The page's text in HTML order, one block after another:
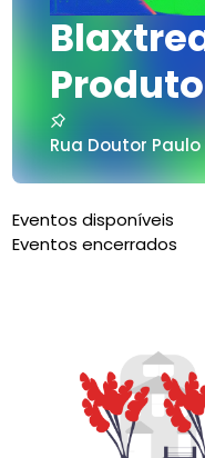
Rua Doutor
Eventos disponíveis
Eventos encerrados